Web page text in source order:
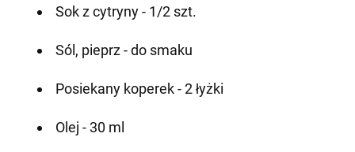
Sok z cytryny - 1/2 szt.
Sól, pieprz - do smaku
Posiekany koperek - 2 łyżki
Olej - 30 ml